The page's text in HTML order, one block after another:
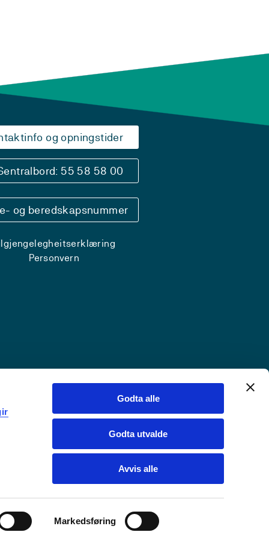
Markedsføring
Godta alle
Godta utvalde
Avvis alle
og opningstider
55 58 58 00
og beredskapsnummer
Personvern